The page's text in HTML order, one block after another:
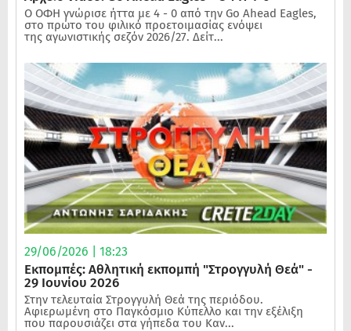
Ο ΟΦΗ γνώρισε ήττα με 4 - 0 από την Go Ahead Eagles,
στο πρώτο του φιλικό προετοιμασίας ενόψει
της αγωνιστικής σεζόν 2026/27. Δείτ...
29/06/2026 | 18:23
Εκπομπές: Αθλητική εκπομπή "Στρογγυλή Θεά" -
29 Ιουνίου 2026
Στην τελευταία Στρογγυλή Θεά της περιόδου.
Αφιερωμένη στο Παγκόσμιο Κύπελλο και την εξέλιξη
που παρουσιάζει στα γήπεδα του Καν...